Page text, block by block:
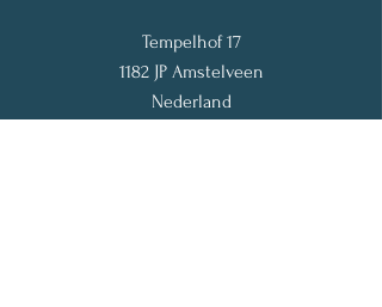
Tempelhof 17
1182 JP Amstelveen
Nederland